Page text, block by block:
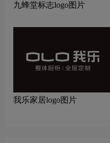
九蜂堂标志logo图片
我乐家居logo图片